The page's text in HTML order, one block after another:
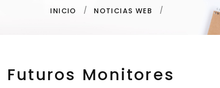
INICIO NOTICIAS WEB
Futuros Monitores